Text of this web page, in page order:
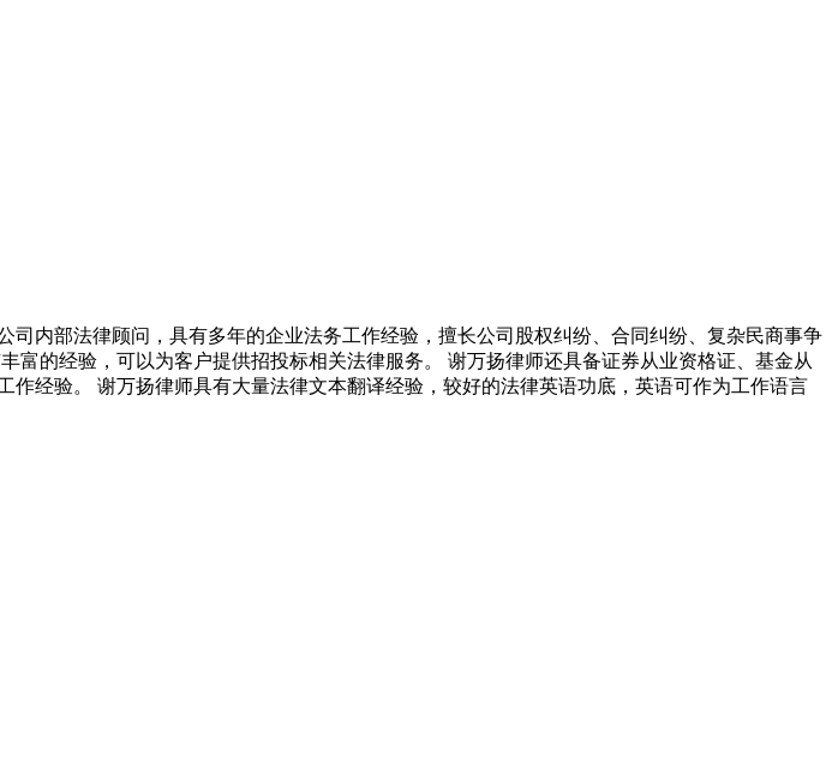
内部法律顾问，具有多年的企业法务工作经验，擅长公司股权纠纷、合同纠纷、复杂民商事争
的经验，可以为客户提供招投标相关法律服务。 谢万扬律师还具备证券从业资格证、基金从
经验。 谢万扬律师具有大量法律文本翻译经验，较好的法律英语功底，英语可作为工作语言